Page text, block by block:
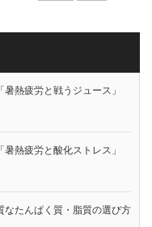
熱疲労と戦うジュース」
熱疲労と酸化ストレス」
なたんぱく質・脂質の選び方